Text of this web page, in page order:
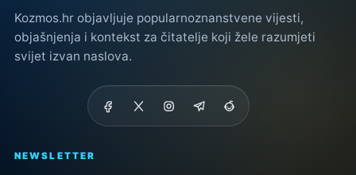
Kozmos.hr objavljuje popularnoznanstvene vijesti,
objašnjenja i kontekst za čitatelje koji žele razumjeti
svijet izvan naslova.
NEWSLETTER